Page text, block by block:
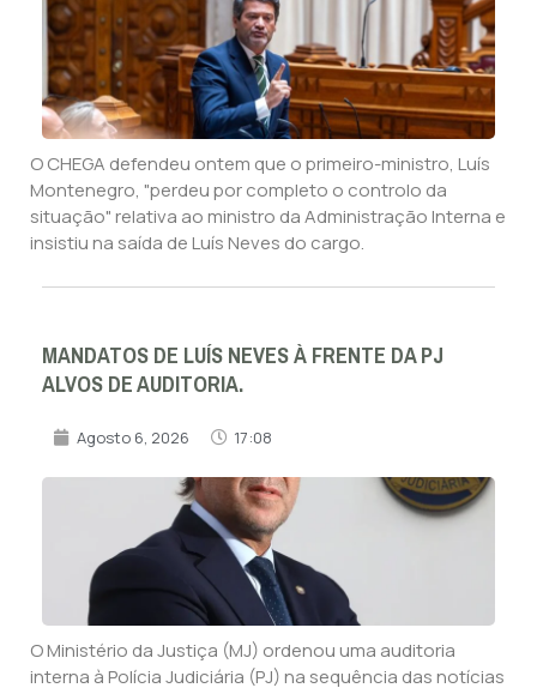
O CHEGA defendeu ontem que o primeiro-ministro, Luís
Montenegro, "perdeu por completo o controlo da
situação" relativa ao ministro da Administração Interna e
insistiu na saída de Luís Neves do cargo.
MANDATOS DE LUÍS NEVES À FRENTE DA PJ
ALVOS DE AUDITORIA.
Agosto 6, 2026 17:08
O Ministério da Justiça (MJ) ordenou uma auditoria
interna à Polícia Judiciária (PJ) na sequência das notícias